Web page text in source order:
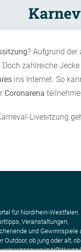
? Aufgrund der
zahlreiche
ins Internet. So
Coronarena
Livesitzung
für Nordrhein-Westfalen.
Veranstaltungen,
und Gewinnspiele
Outdoor, ob jung oder alt,
wir wissen wo in NRW was